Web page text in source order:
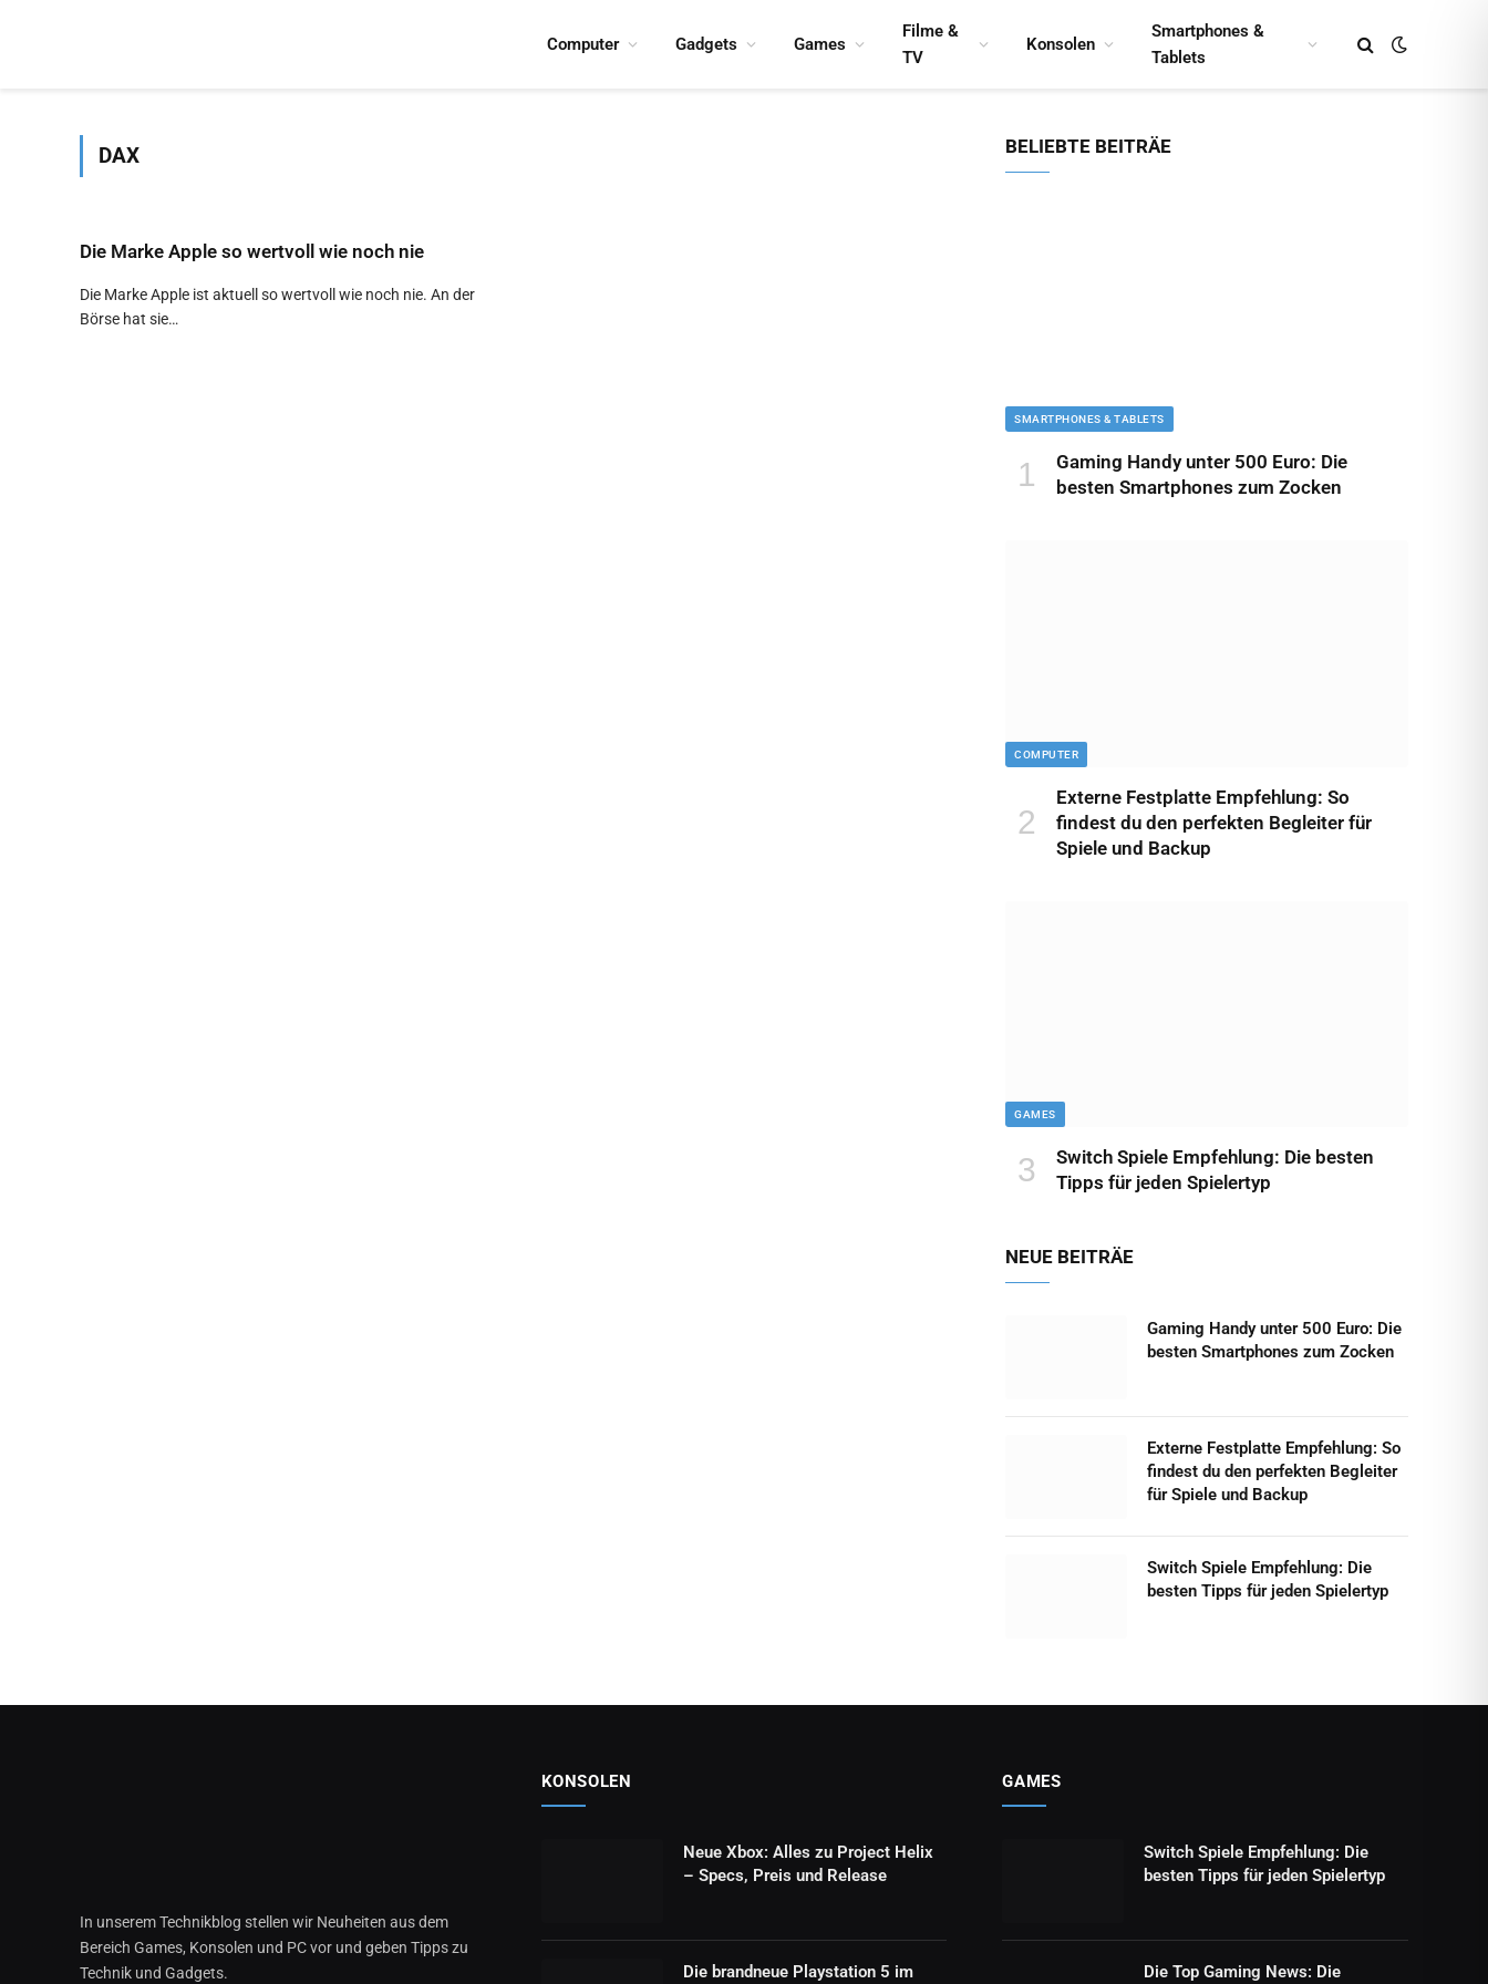
Computer Gadgets Games
Filme &
TV
Konsolen
Smartphones &
Tablets
DAX
Die Marke Apple so wertvoll wie noch nie
Die Marke Apple ist aktuell so wertvoll wie noch nie. An der
Börse hat sie…
BELIEBTE BEITRÄE
SMARTPHONES & TABLETS
Gaming Handy unter 500 Euro: Die
besten Smartphones zum Zocken
COMPUTER
Externe Festplatte Empfehlung: So
findest du den perfekten Begleiter für
Spiele und Backup
GAMES
Switch Spiele Empfehlung: Die besten
Tipps für jeden Spielertyp
NEUE BEITRÄE
Gaming Handy unter 500 Euro: Die
besten Smartphones zum Zocken
Externe Festplatte Empfehlung: So
findest du den perfekten Begleiter
für Spiele und Backup
Switch Spiele Empfehlung: Die
besten Tipps für jeden Spielertyp
In unserem Technikblog stellen wir Neuheiten aus dem
Bereich Games, Konsolen und PC vor und geben Tipps zu
Technik und Gadgets.
KONSOLEN
Neue Xbox: Alles zu Project Helix
– Specs, Preis und Release
Die brandneue Playstation 5 im
GAMES
Switch Spiele Empfehlung: Die
besten Tipps für jeden Spielertyp
Die Top Gaming News: Die